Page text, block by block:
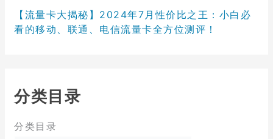
【流量卡大揭秘】2024年7月性价比之王：小白必
看的移动、联通、电信流量卡全方位测评！
分类目录
分类目录